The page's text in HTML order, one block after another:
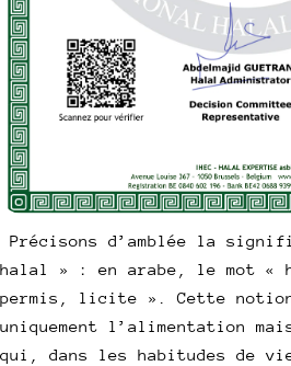
Précisons d’amblée la
halal » : en arabe, le mot «
permis, licite ». Cette notion
uniquement l’alimentation
qui, dans les habitudes de